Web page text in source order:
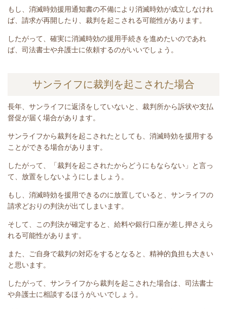
もし、消滅時効援用通知書の不備により消滅時効が成立しなけれ
ば、請求が再開したり、裁判を起こされる可能性があります。
したがって、確実に消滅時効の援用手続きを進めたいのであれ
ば、司法書士や弁護士に依頼するのがいいでしょう。
サンライフに裁判を起こされた場合
長年、 サンライフに返済をしていないと
、裁判所から訴状や支払
督促が届く場合があります。
サンライフから裁判を起こされたとしても、消滅時効を援用する
ことができる場合があります。
したがって、「裁判を起こされたからどうにもならない」と言っ
て、放置をしないようにしましょう。
もし、消滅時効を援用できるのに放置していると、 サンライフの
請求どおりの判決が出てしまいます。
そして、この判決が確定すると、給料や銀行口座が差し押さえら
れる可能性があります。
また、ご自身で裁判の対応をするとなると、精神的負担も大きい
と思います。
したがって、 サンライフから裁判を起こされた場合は、司法書士
や弁護士に相談するほうがいいでしょう。